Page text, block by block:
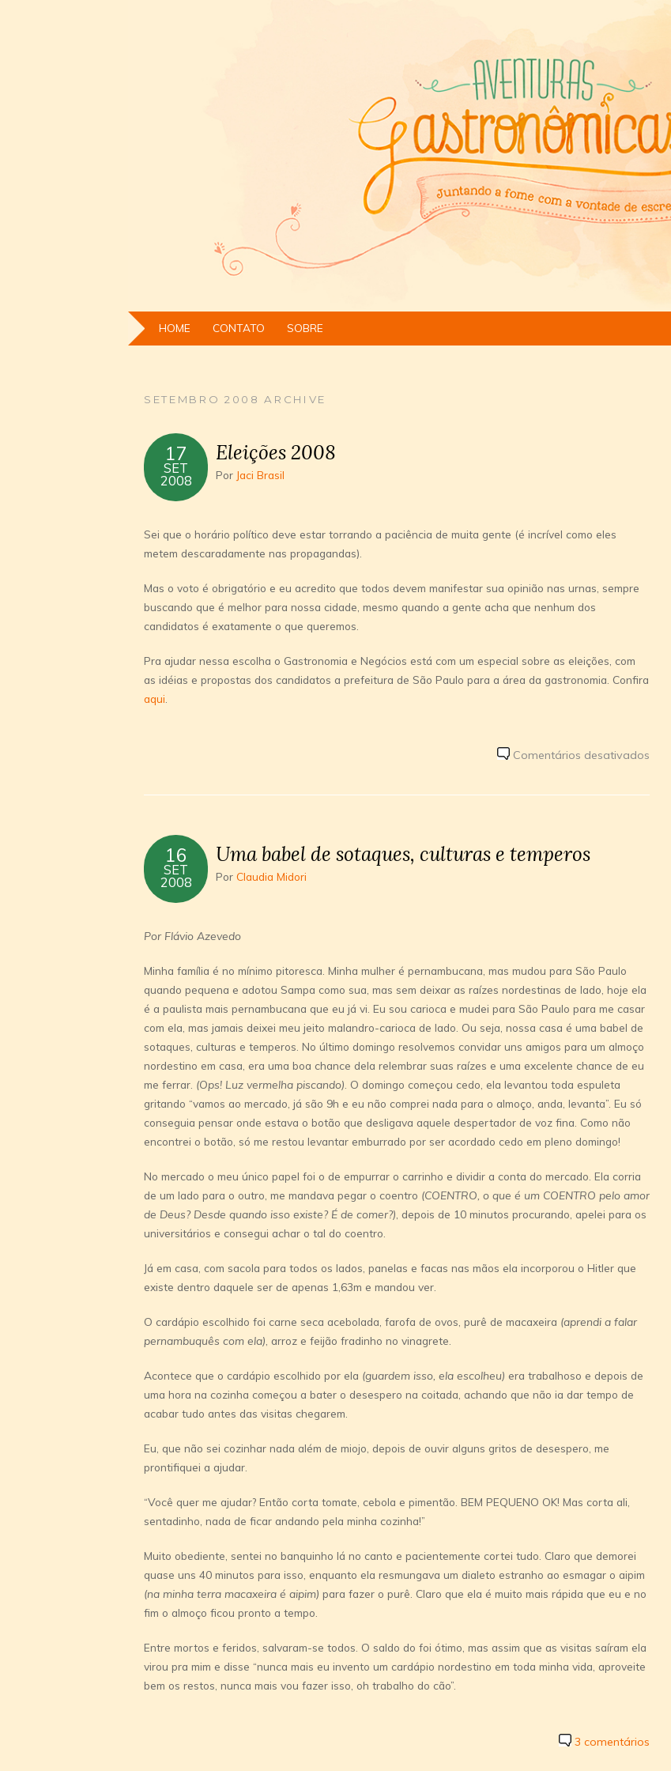
HOME CONTATO SOBRE
SETEMBRO 2008 ARCHIVE
17
SET
2008
Eleições 2008
Por Jaci Brasil
Sei que o horário polí­tico deve estar torrando a paciência de muita gente (é incrí­vel como eles
metem descaradamente nas propagandas).
Mas o voto é obrigatório e eu acredito que todos devem manifestar sua opinião nas urnas, sempre
buscando que é melhor para nossa cidade, mesmo quando a gente acha que nenhum dos
candidatos é exatamente o que queremos.
Pra ajudar nessa escolha o Gastronomia e Negócios está com um especial sobre as eleições, com
as idéias e propostas dos candidatos a prefeitura de São Paulo para a área da gastronomia. Confira
aqui
Comentários desativados
2008
16
SET
2008
Uma babel de sotaques, culturas e temperos
Por Claudia Midori
Por Flávio Azevedo
Minha famí­lia é no mí­nimo pitoresca. Minha mulher é pernambucana, mas mudou para São Paulo
quando pequena e adotou Sampa como sua, mas sem deixar as raí­zes nordestinas de lado, hoje ela
é a paulista mais pernambucana que eu já vi. Eu sou carioca e mudei para São Paulo para me casar
com ela, mas jamais deixei meu jeito malandro-carioca de lado. Ou seja, nossa casa é uma babel de
sotaques, culturas e temperos. No último domingo resolvemos convidar uns amigos para um almoço
nordestino em casa, era uma boa chance dela relembrar suas raí­zes e uma excelente chance de eu
me ferrar. (Ops! Luz vermelha piscando) . O domingo começou cedo, ela levantou toda espuleta
gritando “vamos ao mercado, já são 9h e eu não comprei nada para o almoço, anda, levanta”. Eu só
conseguia pensar onde estava o botão que desligava aquele despertador de voz fina. Como não
encontrei o botão, só me restou levantar emburrado por ser acordado cedo em pleno domingo!
No mercado o meu único papel foi o de empurrar o carrinho e dividir a conta do mercado. Ela corria
de um lado para o outro, me mandava pegar o coentro (COENTRO, o que é um COENTRO pelo amor
de Deus? Desde quando isso existe? É de comer?) , depois de 10 minutos procurando, apelei para os
universitários e consegui achar o tal do coentro.
Já em casa, com sacola para todos os lados, panelas e facas nas mãos ela incorporou o Hitler que
existe dentro daquele ser de apenas 1,63m e mandou ver.
O cardápio escolhido foi carne seca acebolada, farofa de ovos, purê de macaxeira (aprendi a falar
pernambuquês com ela) , arroz e feijão fradinho no vinagrete.
Acontece que o cardápio escolhido por ela (guardem isso, ela escolheu) era trabalhoso e depois de
uma hora na cozinha começou a bater o desespero na coitada, achando que não ia dar tempo de
acabar tudo antes das visitas chegarem.
Eu, que não sei cozinhar nada além de miojo, depois de ouvir alguns gritos de desespero, me
prontifiquei a ajudar.
“Você quer me ajudar? Então corta tomate, cebola e pimentão. BEM PEQUENO OK! Mas corta ali,
sentadinho, nada de ficar andando pela minha cozinha!”
Muito obediente, sentei no banquinho lá no canto e pacientemente cortei tudo. Claro que demorei
quase uns 40 minutos para isso, enquanto ela resmungava um dialeto estranho ao esmagar o aipim
(na minha terra macaxeira é aipim) para fazer o purê. Claro que ela é muito mais rápida que eu e no
fim o almoço ficou pronto a tempo.
Entre mortos e feridos, salvaram-se todos. O saldo do foi ótimo, mas assim que as visitas saí­ram ela
virou pra mim e disse “nunca mais eu invento um cardápio nordestino em toda minha vida, aproveite
bem os restos, nunca mais vou fazer isso, oh trabalho do cão”.
3 comentários